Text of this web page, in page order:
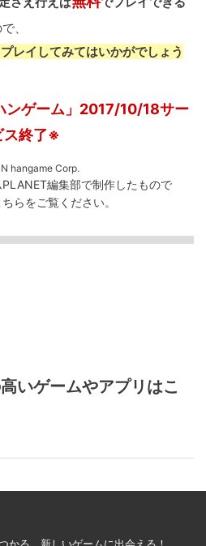
、
レイしてみてはいかがでしょう
ンゲーム」2017/10/18サー
ス終了※
hangame Corp.
編集部で制作したもので
ちらをご覧ください。
いゲームやアプリはこ